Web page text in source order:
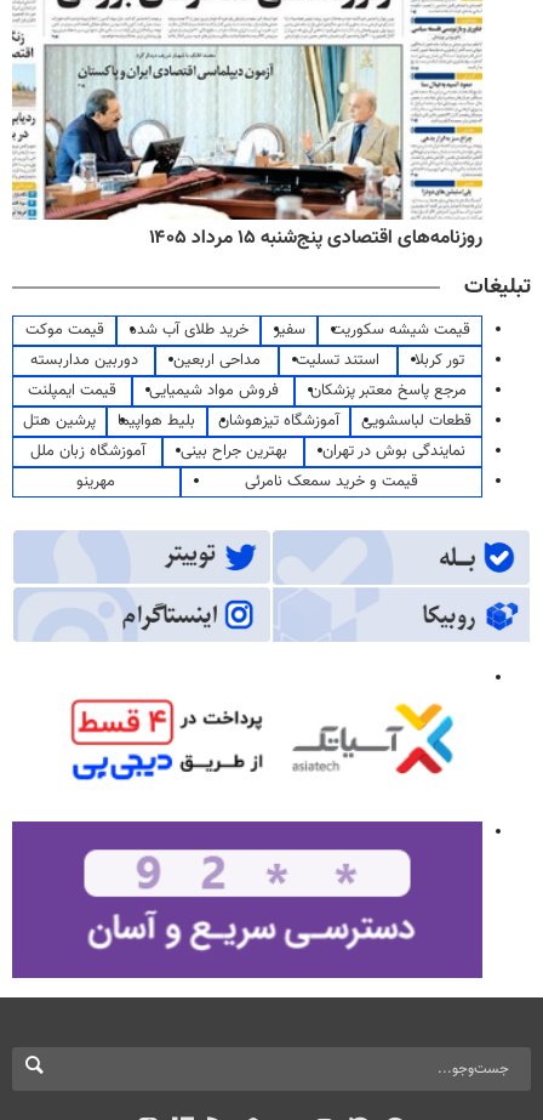
روزنامه‌های اقتصادی پنج‌شنبه ۱۵ مرداد ۱۴۰۵
تبلیغات
قیمت شیشه سکوریت سفیر خرید طلای آب شده
قیمت موکت
تور کربلا
استند تسلیت مداحی اربعین
دوربین مداربسته
مرجع پاسخ معتبر پزشکان
فروش مواد شیمیایی
قیمت ایمپلنت
قطعات لباسشویی
آموزشگاه تیزهوشان بلیط هواپیما
پرشین هتل
نمایندگی بوش در تهران
بهترین جراح بینی
آموزشگاه زبان ملل
قیمت و خرید سمعک نامرئی
مهرینو